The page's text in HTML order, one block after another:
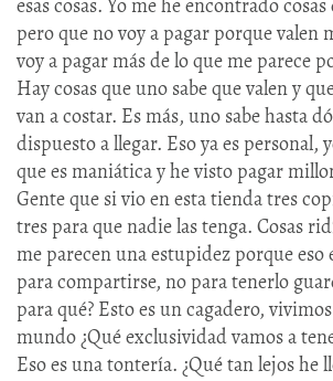
esas cosas. Yo me he encontrado
pero que no voy a pagar porque valen
voy a pagar más de lo que me parece
Hay cosas que uno sabe que valen y
van a costar. Es más, uno sabe hasta
dispuesto a llegar. Eso ya es personal,
que es maniática y he visto pagar
Gente que si vio en esta tienda tres
tres para que nadie las tenga. Cosas
me parecen una estupidez porque eso
para compartirse, no para tenerlo
para qué? Esto es un cagadero,
mundo ¿Qué exclusividad vamos a
Eso es una tontería. ¿Qué tan lejos he